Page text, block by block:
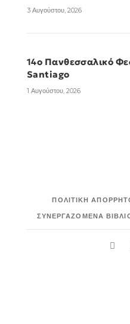
3 Αυγούστου, 2026
14ο Πανθεσσαλικό
Santiago
1 Αυγούστου, 2026
ΠΟΛΙΤΙΚΉ
ΣΥΝΕΡΓΑΖΌΜΕΝΑ